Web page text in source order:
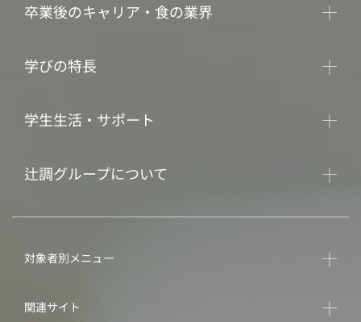
卒業後のキャリア・食の業界
学びの特長
学生生活・サポート
辻調グループについて
対象者別メニュー
関連サイト